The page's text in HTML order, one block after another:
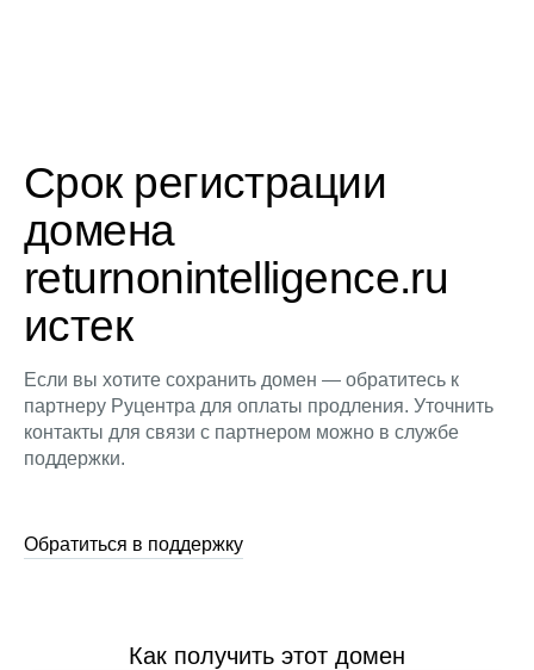
Срок регистрации
домена
returnonintelligence.ru
истек
Если вы хотите сохранить домен — обратитесь к
партнеру Руцентра для оплаты продления. Уточнить
контакты для связи с партнером можно в службе
поддержки.
Обратиться в поддержку
Как получить этот домен